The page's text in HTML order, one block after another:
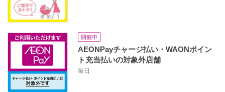
開催中
AEONPayチャージ払い・WAONポイン
ト充当払いの対象外店舗
毎日